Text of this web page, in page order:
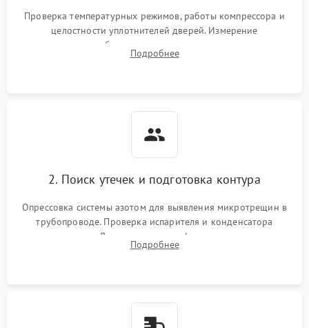
Проверка температурных режимов, работы компрессора и
целостности уплотнителей дверей. Измерение
сопротивления обмоток мотора, проверка термостата и
считывание кодов ошибок с электронного дисплея.
Подробнее
2. Поиск утечек и подготовка контура
Опрессовка системы азотом для выявления микротрещин в
трубопроводе. Проверка испарителя и конденсатора
течеискателем. Демонтаж старого фильтра-осушителя и
продувка капиллярной трубки для устранения засоров.
Подробнее